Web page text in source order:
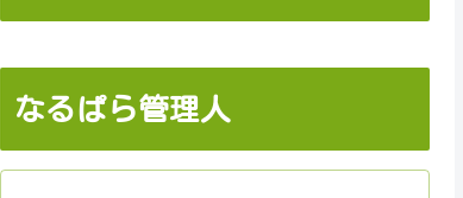
なるぱら管理人